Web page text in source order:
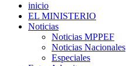
inicio
EL MINISTERIO
Noticias
Noticias MPPEF
Noticias Nacionales
Especiales